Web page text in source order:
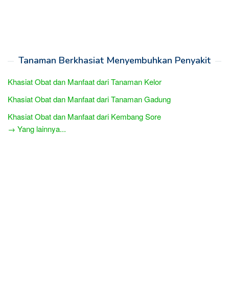
Tanaman Berkhasiat Menyembuhkan Penyakit
Khasiat Obat dan Manfaat dari Tanaman Kelor
Khasiat Obat dan Manfaat dari Tanaman Gadung
Khasiat Obat dan Manfaat dari Kembang Sore
→ Yang lainnya...